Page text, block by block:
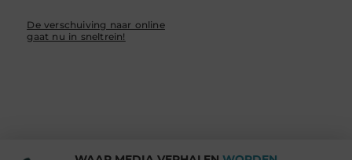
De verschuiving naar online
gaat nu in sneltrein!